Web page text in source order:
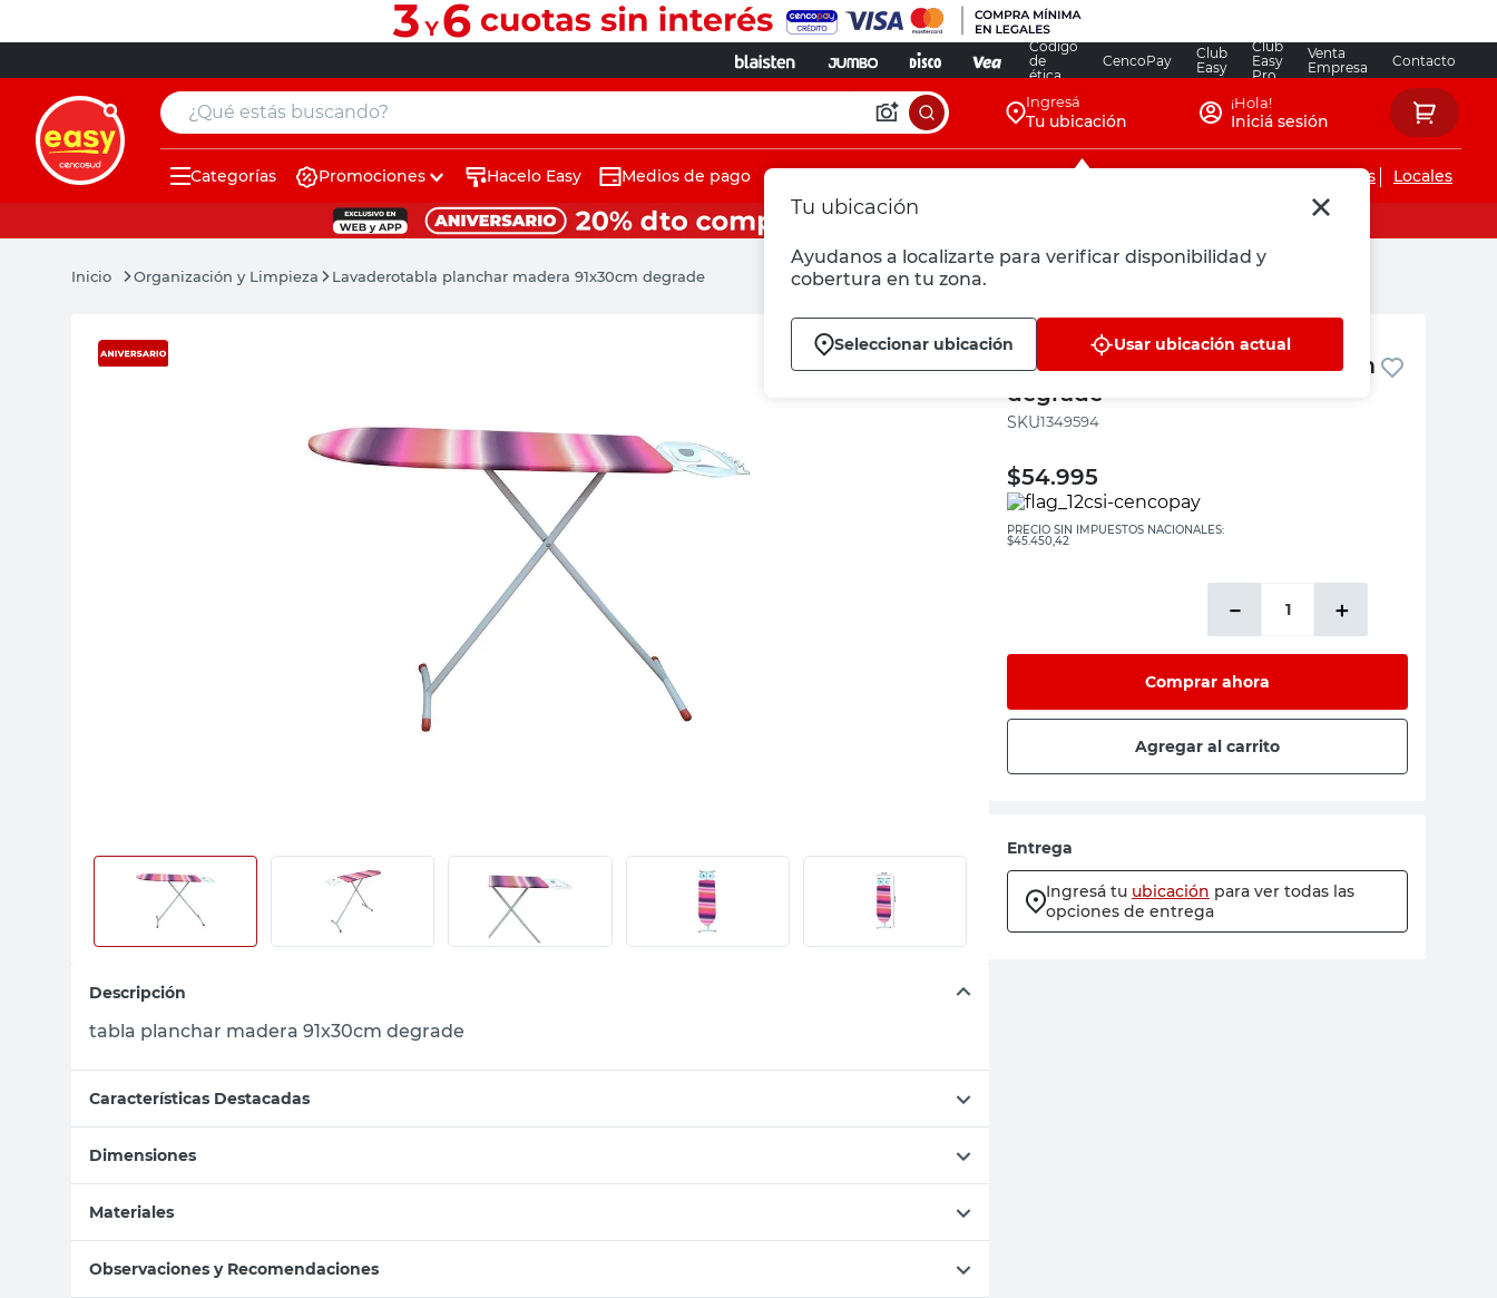
Código
de
ética
CencoPay
Club
Easy
Club
Easy
Pro
Venta
Empresa
Contacto
¿Qué estás buscando? Ingresá
Tu ubicación
Tu ubicación
Ayudanos a localizarte para verificar disponibilidad y
cobertura en tu zona.
Seleccionar ubicación Usar ubicación actual
¡Hola!
Iniciá sesión
Categorías Promociones Hacelo Easy Medios de pago Servicios de instalaciones Locales
Organización y Limpieza Lavaderotabla planchar madera 91x30cm degrade
Descripción
tabla planchar madera 91x30cm degrade
Características Destacadas
Dimensiones
Materiales
Observaciones y Recomendaciones
M+Design
tabla planchar madera 91x30cm
degrade
:1349594
$54.995
PRECIO SIN IMPUESTOS NACIONALES:
$45.450,42
＋
－
Comprar ahora
Agregar al carrito
Entrega
Ingresá tu ubicación para ver todas las
opciones de entrega
muebles